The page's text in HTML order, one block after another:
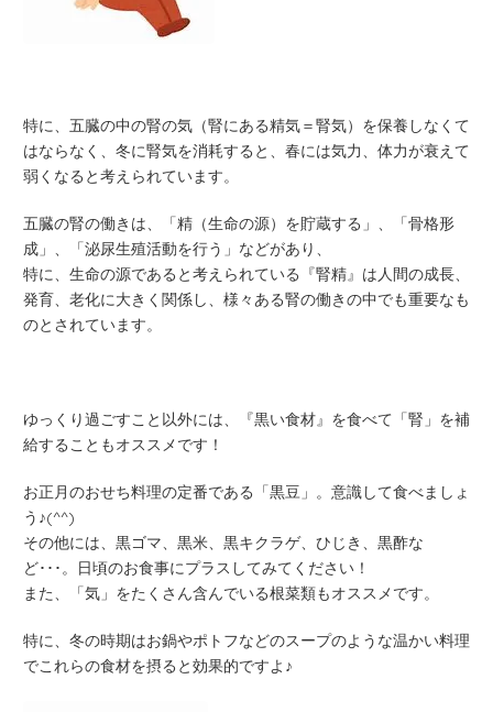
特に、五臓の中の腎の気（腎にある精気＝腎気）を保養しなくて
はならなく、冬に腎気を消耗すると、春には気力、体力が衰えて
弱くなると考えられています。
五臓の腎の働きは、「精（生命の源）を貯蔵する」、「骨格形
成」、「泌尿生殖活動を行う」などがあり、
特に、生命の源であると考えられている『腎精』は人間の成長、
発育、老化に大きく関係し、様々ある腎の働きの中でも重要なも
のとされています。
ゆっくり過ごすこと以外には、『黒い食材』を食べて「腎」を補
給することもオススメです！
お正月のおせち料理の定番である「黒豆」。意識して食べましょ
う♪(^^)
その他には、黒ゴマ、黒米、黒キクラゲ、ひじき、黒酢な
ど･･･。日頃のお食事にプラスしてみてください！
また、「気」をたくさん含んでいる根菜類もオススメです。
特に、冬の時期はお鍋やポトフなどのスープのような温かい料理
でこれらの食材を摂ると効果的ですよ♪